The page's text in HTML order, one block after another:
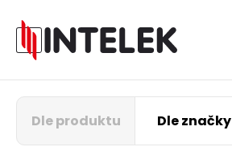
Dle produktu Dle značky